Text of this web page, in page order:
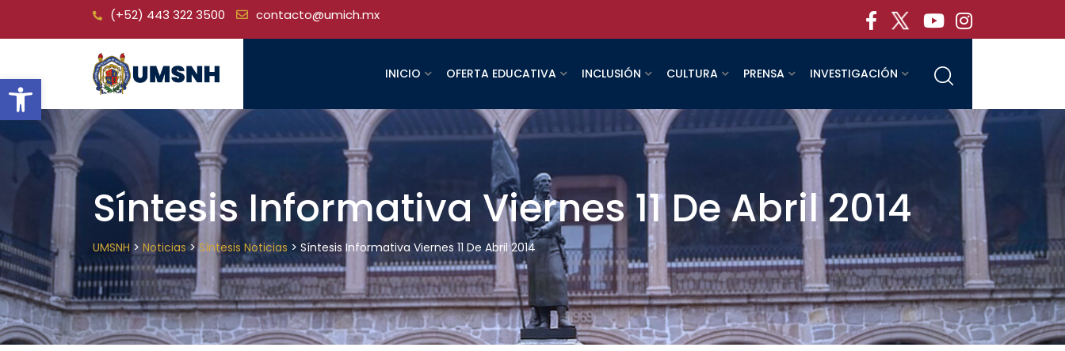
Open toolbar
(+52) 443 322 3500 contacto@umich.mx
INICIO OFERTA EDUCATIVA INCLUSIÓN CULTURA PRENSA INVESTIGACIÓN
Síntesis Informativa Viernes 11 De Abril 2014
UMSNH > Noticias>Síntesis Noticias > Síntesis Informativa Viernes 11 De Abril 2014